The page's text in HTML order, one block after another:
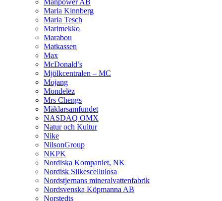
Manpower AB
Maria Kinnberg
Maria Tesch
Marimekko
Marabou
Matkassen
Max
McDonald’s
Mjölkcentralen – MC
Mojang
Mondelēz
Mrs Chengs
Mäklarsamfundet
NASDAQ OMX
Natur och Kultur
Nike
NilsonGroup
NKPK
Nordiska Kompaniet, NK
Nordisk Silkescellulosa
Nordstjernans mineralvattenfabrik
Nordsvenska Köpmanna AB
Norstedts